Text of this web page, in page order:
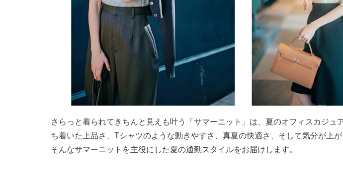
さらっと着られてきちんと見えも叶う「サマーニット」は、夏のオフィスカジュ
ち着いた上品さ、Tシャツのような動きやすさ、真夏の快適さ、そして気分が上が
そんなサマーニットを主役にした夏の通勤スタイルをお届けします。